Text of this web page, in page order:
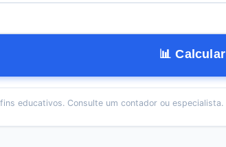
📊 Calcular
educativos. Consulte um contador ou especialista.